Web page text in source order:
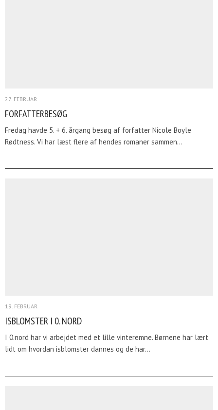
27. FEBRUAR
FORFATTERBESØG
Fredag havde 5. + 6. årgang besøg af forfatter Nicole Boyle
Rødtness. Vi har læst flere af hendes romaner sammen…
19. FEBRUAR
ISBLOMSTER I 0. NORD
I 0.nord har vi arbejdet med et lille vinteremne. Børnene har lært
lidt om hvordan isblomster dannes og de har…